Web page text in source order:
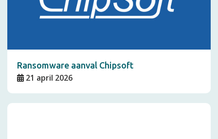
Ransomware aanval Chipsoft
21 april 2026